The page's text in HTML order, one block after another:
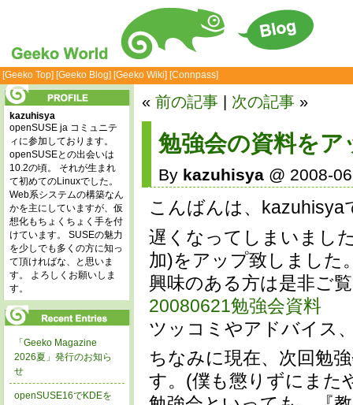
[Geeko Top] [Geeko Blog] [Geeko Wiki] [Connpass]
« 前の記事 次の記事 »
勉強会の資料を
By kazuhisya@ 2008-
こんばんは、kazuhisya
遅くなってしまいまし
加)をアップ致しました
興味のある方は是非ご
20080621勉強会資料
ツッコミやアドバイス
ちなみに現在、次回勉
す。(僕も懲りずにまた
kazuhisya
openSUSE ja コミュニテ
ィに参加しております。
openSUSEとの出会いは
10.2の頃。 それが生まれ
て初めてのLinuxでした。
Web系システムの構築なん
かを主にしていますが、仮
想化もちょくちょく手を付
けています。 SUSEの魅力
を少しでも多くの方に知っ
て頂ければな、と思いま
す。 よろしくお願いしま
す。
「Geeko Magazine
2026夏」発行のお知ら
せ
openSUSE16でKDEを